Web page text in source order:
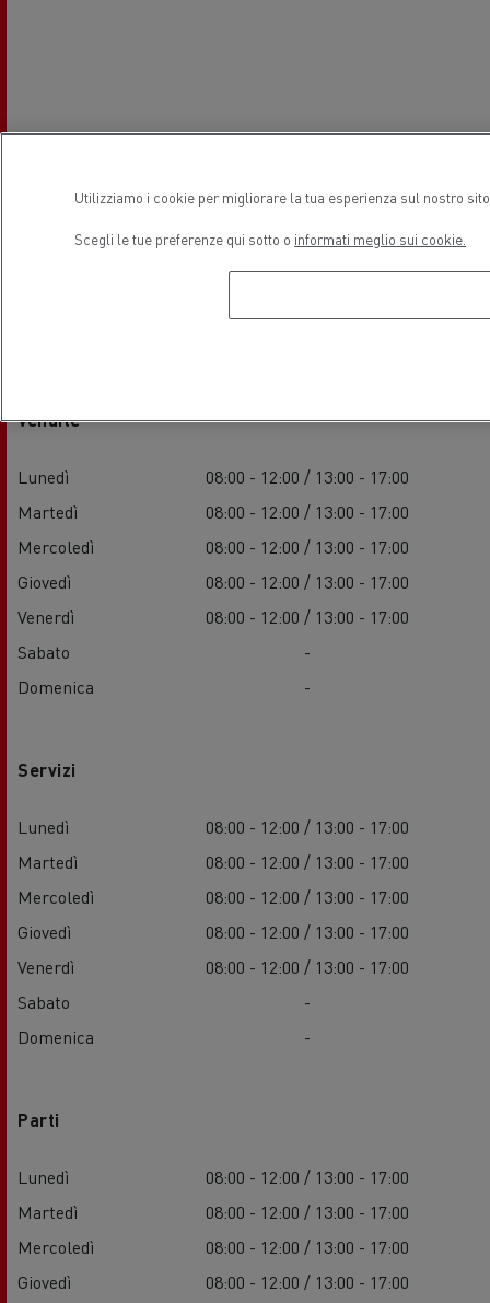
Orari di apertura
Vendite
Lunedì
08:00 - 12:00 / 13:00 - 17:00
Martedì
08:00 - 12:00 / 13:00 - 17:00
Mercoledì
08:00 - 12:00 / 13:00 - 17:00
Giovedì
08:00 - 12:00 / 13:00 - 17:00
Venerdì
08:00 - 12:00 / 13:00 - 17:00
Sabato
-
Domenica
-
Servizi
Lunedì
08:00 - 12:00 / 13:00 - 17:00
Martedì
08:00 - 12:00 / 13:00 - 17:00
Mercoledì
08:00 - 12:00 / 13:00 - 17:00
Giovedì
08:00 - 12:00 / 13:00 - 17:00
Venerdì
08:00 - 12:00 / 13:00 - 17:00
Sabato
-
Domenica
-
Parti
Lunedì
08:00 - 12:00 / 13:00 - 17:00
Martedì
08:00 - 12:00 / 13:00 - 17:00
Mercoledì
08:00 - 12:00 / 13:00 - 17:00
Giovedì
08:00 - 12:00 / 13:00 - 17:00
Utilizziamo i cookie per migliorare la tua esperienza sul nostro
Scegli le tue preferenze qui sotto o informati meglio sui cookie.